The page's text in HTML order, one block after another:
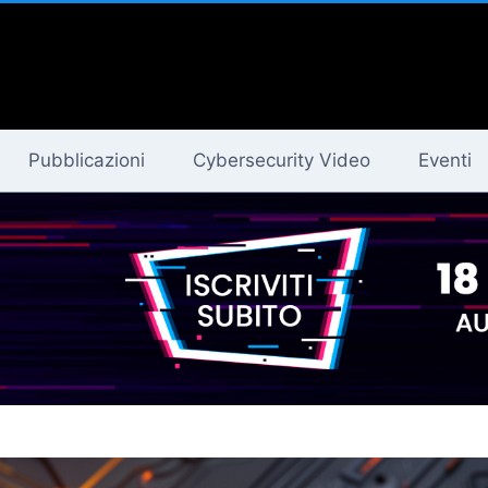
Pubblicazioni Cybersecurity Video Eventi